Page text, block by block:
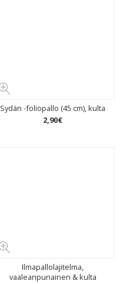
Sydän -foliopallo (45 cm), kulta
2,90€
Ilmapallolajitelma,
vaaleanpunainen & kulta